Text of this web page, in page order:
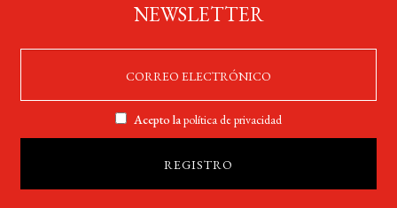
NEWSLETTER
Acepto lapolítica de privacidad